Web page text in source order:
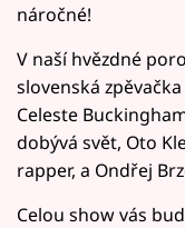
náročné!
V naší hvězdné
slovenská
Celeste
dobývá svět, Oto
rapper, a Ondřej
Celou show vás